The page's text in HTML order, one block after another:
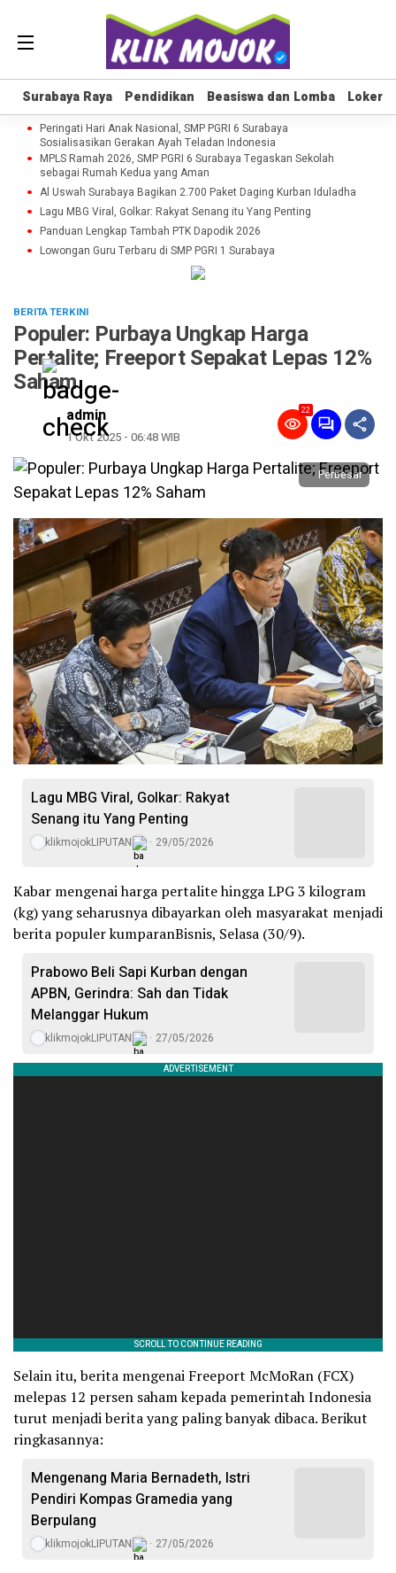
Surabaya Raya Pendidikan Beasiswa dan Lomba Loker
Surabaya Raya Pendidikan Beasiswa dan Lomba Loker
Peringati Hari Anak Nasional, SMP PGRI 6 Surabaya
Sosialisasikan Gerakan Ayah Teladan Indonesia
MPLS Ramah 2026, SMP PGRI 6 Surabaya Tegaskan Sekolah
sebagai Rumah Kedua yang Aman
Al Uswah Surabaya Bagikan 2.700 Paket Daging Kurban Iduladha
Lagu MBG Viral, Golkar: Rakyat Senang itu Yang Penting
Panduan Lengkap Tambah PTK Dapodik 2026
Lowongan Guru Terbaru di SMP PGRI 1 Surabaya
BERITA TERKINI
Populer: Purbaya Ungkap Harga
Pertalite; Freeport Sepakat Lepas 12%
Saham
admin
1 Okt 2025 - 06:48 WIB
22
Perbesar
Lagu MBG Viral, Golkar: Rakyat
Senang itu Yang Penting
klikmojokLIPUTAN 29/05/2026
Kabar mengenai harga pertalite hingga LPG 3 kilogram
(kg) yang seharusnya dibayarkan oleh masyarakat menjadi
berita populer kumparanBisnis, Selasa (30/9).
Prabowo Beli Sapi Kurban dengan
APBN, Gerindra: Sah dan Tidak
Melanggar Hukum
klikmojokLIPUTAN 27/05/2026
Selain itu, berita mengenai Freeport McMoRan (FCX)
melepas 12 persen saham kepada pemerintah Indonesia
turut menjadi berita yang paling banyak dibaca. Berikut
ringkasannya:
Mengenang Maria Bernadeth, Istri
Pendiri Kompas Gramedia yang
Berpulang
klikmojokLIPUTAN 27/05/2026